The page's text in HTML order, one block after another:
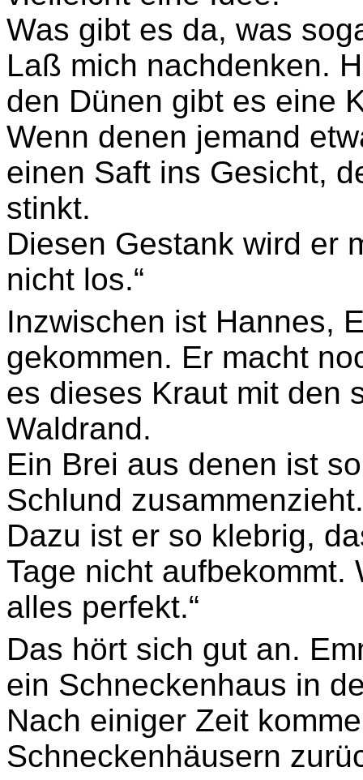
Was gibt es da, was
Laß mich nachdenken.
den Dünen gibt es eine
Wenn denen jemand
einen Saft ins Gesicht,
stinkt.
Diesen Gestank wird er
nicht los.“
Inzwischen ist Hannes,
gekommen. Er macht
es dieses Kraut mit den
Waldrand.
Ein Brei aus denen ist
Schlund zusammenzieht.
Dazu ist er so klebrig,
Tage nicht aufbekommt.
alles perfekt.“
Das hört sich gut an.
ein Schneckenhaus in
Nach einiger Zeit
Schneckenhäusern